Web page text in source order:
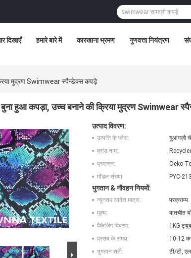
दिखाएँ हमारे बारे में कारखाना भ्रमण गुणवत्ता नियंत्रण
मुद्रण Swimwear स्पैन्डेक्स कपड़े
हुआ कपड़ा, उच्च बनाने की क्रिया मुद्रण Swimwear
उत्पाद विवरण:
उत्पत्ति के प्लेस:
गुआंगज़ौ
ब्रांड नाम:
प्रमाणन:
Oeko-
मॉडल संख्या:
PYC-
भुगतान & नौवहन नियमों:
न्यूनतम आदेश मात्रा:
परक्राम्य
मूल्य:
बातचीत
पैकेजिंग विवरण:
1KG
प्रसव के समय:
10-12
भुगतान शर्तें:
टी/टी,